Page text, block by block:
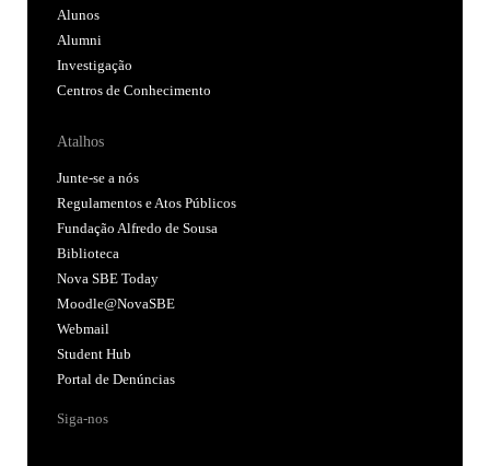
Alunos
Alumni
Investigação
Centros de Conhecimento
Atalhos
Junte-se a nós
Regulamentos e Atos Públicos
Fundação Alfredo de Sousa
Biblioteca
Nova SBE Today
Moodle@NovaSBE
Webmail
Student Hub
Portal de Denúncias
Siga-nos